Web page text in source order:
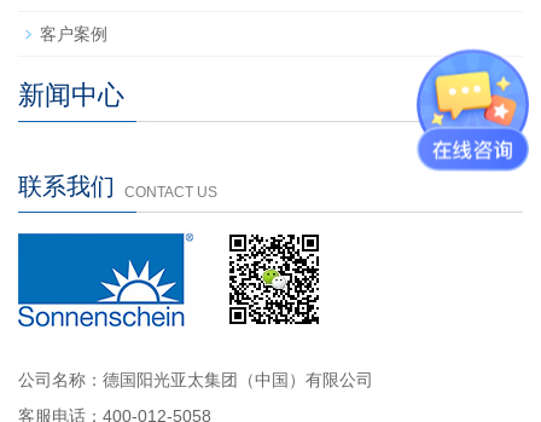
客户案例
新闻中心
联系我们 CONTACT US
公司名称：德国阳光亚太集团（中国）有限公司
客服电话：400-012-5058